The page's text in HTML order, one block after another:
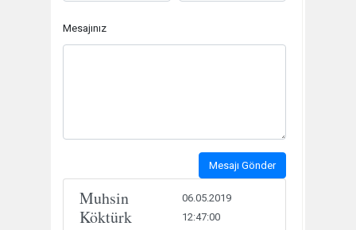
Mesajınız
Mesajı Gönder
Muhsin
Köktürk
06.05.2019
12:47:00